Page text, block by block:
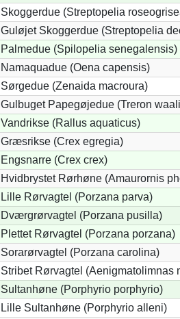
Skoggerdue (Streptopelia
Guløjet Skoggerdue (Streptopelia
Palmedue (Spilopelia senegalensis)
Namaquadue (Oena capensis)
Sørgedue (Zenaida macroura)
Gulbuget Papegøjedue (Treron
Vandrikse (Rallus aquaticus)
Græsrikse (Crex egregia)
Engsnarre (Crex crex)
Hvidbrystet Rørhøne (Amaurornis
Lille Rørvagtel (Porzana parva)
Dværgrørvagtel (Porzana pusilla)
Plettet Rørvagtel (Porzana porzana)
Sorarørvagtel (Porzana carolina)
Stribet Rørvagtel (Aenigmatolimnas
Sultanhøne (Porphyrio porphyrio)
Lille Sultanhøne (Porphyrio alleni)